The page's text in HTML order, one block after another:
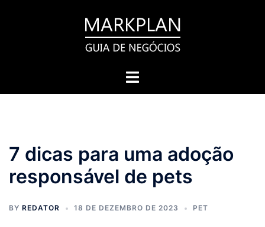
Toggle
7 dicas para uma adoção
responsável de pets
BY REDATOR 18 DE DEZEMBRO DE 2023 PET